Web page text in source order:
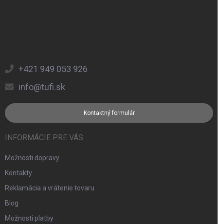
+421 949 053 926
info@tufi.sk
Kontaktný formulár
INFORMÁCIE PRE VÁS
Možnosti dopravy
Kontakty
Reklamácia a vrátenie tovaru
Blog
Možnosti platby